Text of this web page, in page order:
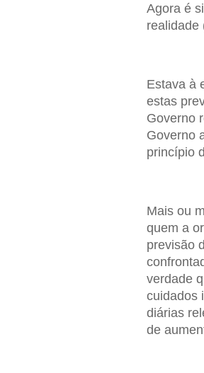
Agora é
realidade
Estava à
estas
Governo
Governo
princípio
Mais ou
quem a
previsão
verdade
cuidados
diárias
de